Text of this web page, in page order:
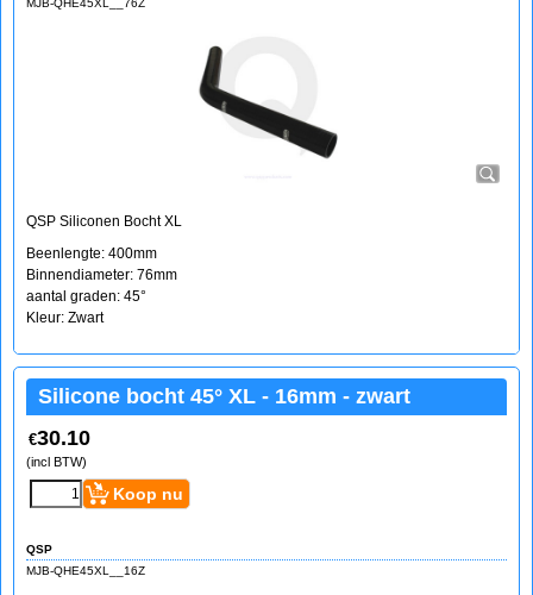
QSP Siliconen Bocht XL
Beenlengte: 400mm
Binnendiameter: 76mm
aantal graden: 45°
Kleur: Zwart
Silicone bocht 45° XL - 16mm - zwart
€30.10
(incl BTW)
Koop nu
QSP
MJB-QHE45XL__16Z